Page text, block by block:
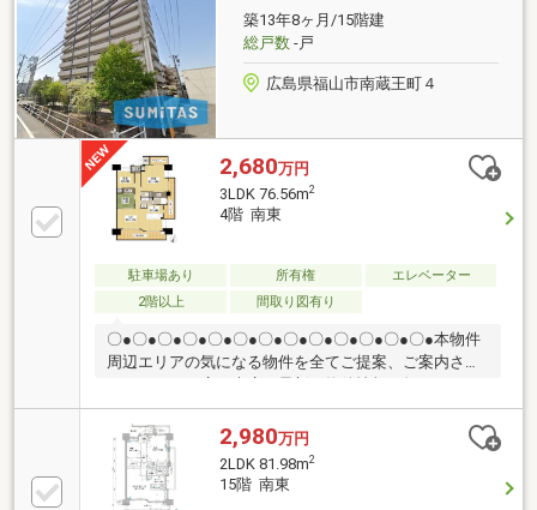
広大な2面ワイドバルコニーとフラットに繋がる開放
的な設計・浴室の窓や大容量WIC等、快適性と収納力
を両立
築13年8ヶ月/15階建
総戸数-戸
広島県福山市南蔵王町４
2,680万円
3LDK 76.56m2
4階 南東
駐車場あり 所有権
エレベーター
2階以上
間取り図有り
〇●〇●〇●〇●〇●〇●〇●〇●〇●〇●〇●〇●〇●本物件
周辺エリアの気になる物件を全てご提案、ご案内させ
まとめて物件見学ができる見学ツアーは【その場確
定！ 見学予約する（無料）からご予約下さい】〇●
〇●〇●〇●〇●〇●〇●〇●〇●〇●〇●〇●〇●◇立地：国
道182号線へアクセス良好。東福山駅徒歩13分◇住空
間：専有面積約76㎡、LDK15帖以上、陽当たり・通風
2,980万円
2LDK 81.98m2
15階 南東